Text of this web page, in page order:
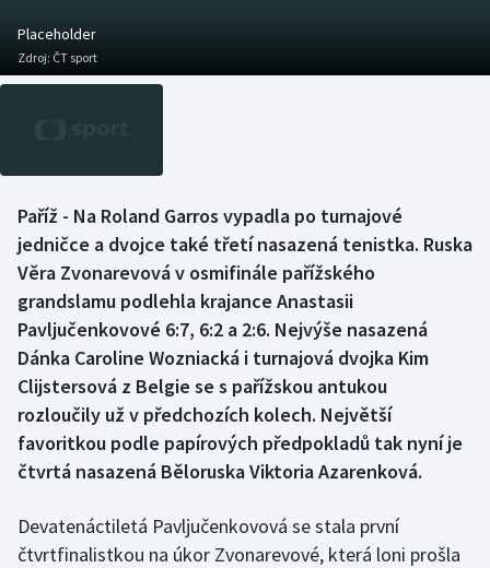
Baseball a softbal
Biatlon
Boby a skeleton
Box
Curling
Cyklistika
Dostihy
Futsal
Historické návraty
AZ kvíz
Placeholder
Zdroj: ČT sport
Paříž - Na Roland Garros vypadla po turnajové
jedničce a dvojce také třetí nasazená tenistka. Ruska
Věra Zvonarevová v osmifinále pařížského
grandslamu podlehla krajance Anastasii
Pavljučenkovové 6:7, 6:2 a 2:6. Nejvýše nasazená
Dánka Caroline Wozniacká i turnajová dvojka Kim
Clijstersová z Belgie se s pařížskou antukou
rozloučily už v předchozích kolech. Největší
favoritkou podle papírových předpokladů tak nyní je
čtvrtá nasazená Běloruska Viktoria Azarenková.
Devatenáctiletá Pavljučenkovová se stala první
čtvrtfinalistkou na úkor Zvonarevové, která loni prošla